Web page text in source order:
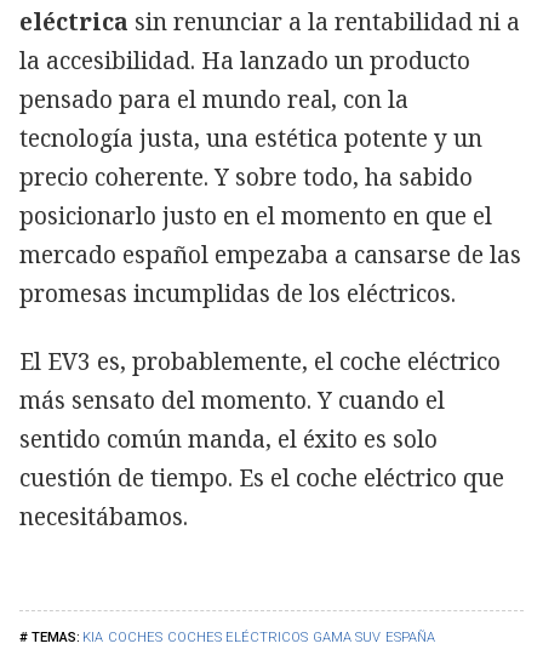
KIA COCHES COCHES ELÉCTRICOS GAMA SUV ESPAÑA
eléctrica sin renunciar a la rentabilidad ni a
la accesibilidad. Ha lanzado un producto
pensado para el mundo real, con la
tecnología justa, una estética potente y un
precio coherente. Y sobre todo, ha sabido
posicionarlo justo en el momento en que el
mercado español empezaba a cansarse de las
promesas incumplidas de los eléctricos.
El EV3 es, probablemente, el coche eléctrico
más sensato del momento. Y cuando el
sentido común manda, el éxito es solo
cuestión de tiempo. Es el coche eléctrico que
necesitábamos.